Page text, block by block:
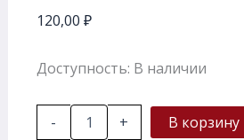
120,00 ₽
Доступность: В наличии
- +
В корзину